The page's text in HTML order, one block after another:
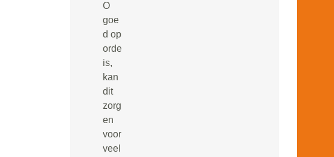
O
goe
d op
orde
is,
kan
dit
zorg
en
voor
veel